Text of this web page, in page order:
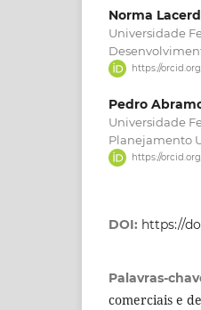
Norma
Universidade
https://
Pedro
Universidade
Planejamento
https://
DOI: https://
Palavras-
comerciais e